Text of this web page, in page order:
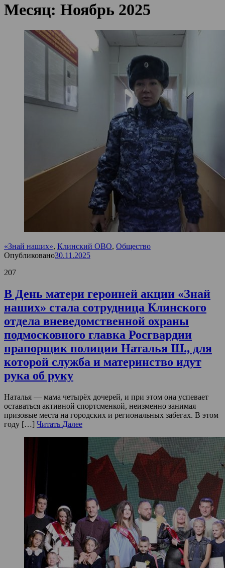
Месяц: Ноябрь 2025
«Знай наших», Клинский ОВО, Общество
Опубликовано30.11.2025
207
В День матери героиней акции «Знай
наших» стала сотрудница Клинского
отдела вневедомственной охраны
подмосковного главка Росгвардии
прапорщик полиции Наталья Ш., для
которой служба и материнство идут
рука об руку
Наталья — мама четырёх дочерей, и при этом она успевает
оставаться активной спортсменкой, неизменно занимая
призовые места на городских и региональных забегах. В этом
году […] Читать Далее